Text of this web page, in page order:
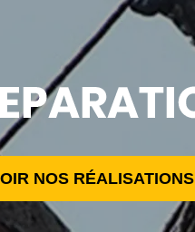
NOS RÉALISATIONS